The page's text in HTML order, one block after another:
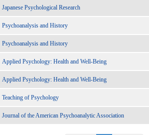
Japanese Psychological Research
Psychoanalysis and History
Psychoanalysis and History
Applied Psychology: Health and Well-Being
Applied Psychology: Health and Well-Being
Teaching of Psychology
Journal of the American Psychoanalytic Association